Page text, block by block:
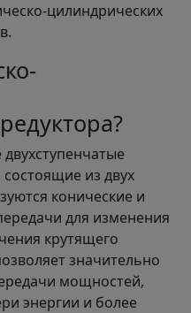
цилиндрических
из двух
конические и
для изменения
крутящего
значительно
мощностей,
энергии и более